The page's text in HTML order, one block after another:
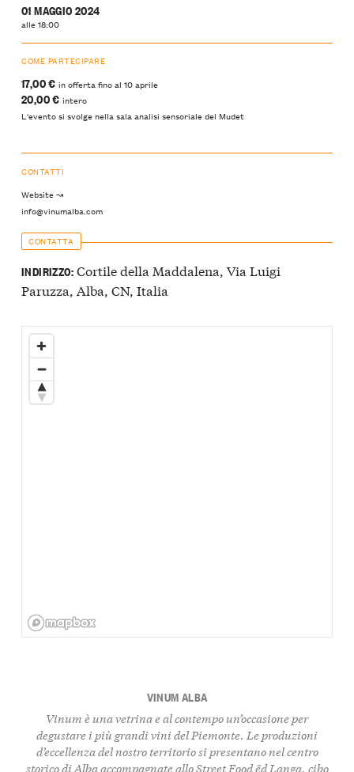
01 MAGGIO 2024
alle 18:00
COME PARTECIPARE
17,00 € in offerta fino al 10 aprile
20,00 € intero
L'evento si svolge nella sala analisi sensoriale del Mudet
CONTATTI
Website ↝
info@vinumalba.com
CONTATTA
INDIRIZZO:Cortile della Maddalena, Via Luigi
Paruzza, Alba, CN, Italia
VINUM ALBA
Vinum è una vetrina e al contempo un’occasione per
degustare i più grandi vini del Piemonte. Le produzioni
d’eccellenza del nostro territorio si presentano nel centro
storico di Alba accompagnate allo Street Food ëd Langa, cibo